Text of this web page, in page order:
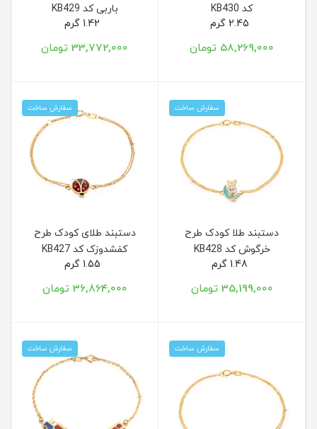
کد KB430
58,269,000 تومان
باربی کد KB429
33,772,000 تومان
سفارش ساخت
دستبند طلا کودک طرح
خرگوش کد KB428
35,199,000 تومان
سفارش ساخت
دستبند طلای کودک طرح
کفشدوزک کد KB427
36,864,000 تومان
سفارش ساخت سفارش ساخت